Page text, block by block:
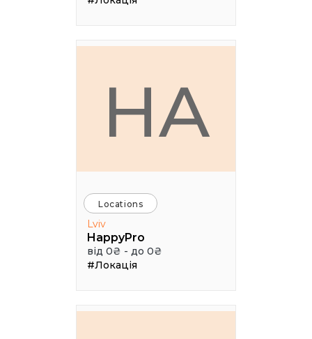
HA
Locations
Lviv
HappyPro
від 0₴ - до 0₴
#Локація